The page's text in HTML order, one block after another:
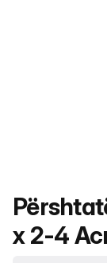
Emri i
x 2-4